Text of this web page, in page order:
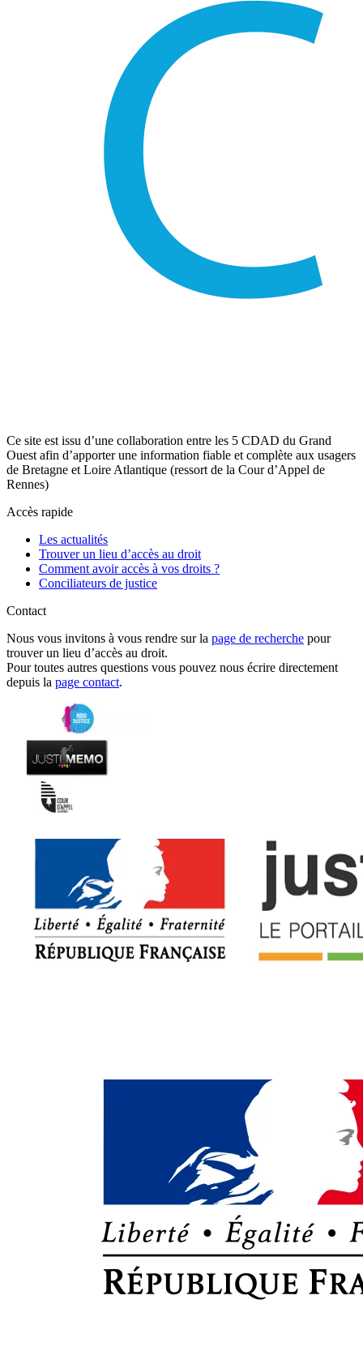
Ce site est issu d’une collaboration entre les 5 CDAD du Grand
Ouest afin d’apporter une information fiable et complète aux usagers
de Bretagne et Loire Atlantique (ressort de la Cour d’Appel de
Rennes)
Accès rapide
Les actualités
Trouver un lieu d’accès au droit
Comment avoir accès à vos droits ?
Conciliateurs de justice
Contact
Nous vous invitons à vous rendre sur la page de recherche pour
trouver un lieu d’accès au droit.
Pour toutes autres questions vous pouvez nous écrire directement
depuis la page contact.